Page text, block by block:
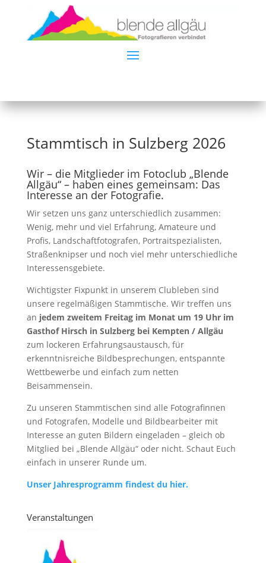
Stammtisch in Sulzberg 2026
Wir – die Mitglieder im Fotoclub „Blende
Allgäu“ – haben eines gemeinsam: Das
Interesse an der Fotografie.
Wir setzen uns ganz unterschiedlich zusammen:
Wenig, mehr und viel Erfahrung, Amateure und
Profis, Landschaftfotografen, Portraitspezialisten,
Straßenknipser und noch viel mehr unterschiedliche
Interessensgebiete.
Wichtigster Fixpunkt in unserem Clubleben sind
unsere regelmäßigen Stammtische. Wir treffen uns
an jedem zweitem Freitag im Monat um 19 Uhr im
Gasthof Hirsch in Sulzberg bei Kempten / Allgäu
zum lockeren Erfahrungsaustausch, für
erkenntnisreiche Bildbesprechungen, entspannte
Wettbewerbe und einfach zum netten
Beisammensein.
Zu unseren Stammtischen sind alle Fotografinnen
und Fotografen, Modelle und Bildbearbeiter mit
Interesse an guten Bildern eingeladen – gleich ob
Mitglied bei „Blende Allgäu“ oder nicht. Schaut Euch
einfach in unserer Runde um.
Unser Jahresprogramm findest du hier.
Veranstaltungen